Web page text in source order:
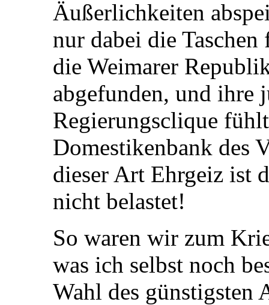
Äußerlichkeiten
nur dabei die
die Weimarer
abgefunden, und ihre
Regierungsclique
Domestikenbank des
dieser Art Ehrgeiz ist
nicht belastet!
So waren wir zum
was ich selbst noch
Wahl des